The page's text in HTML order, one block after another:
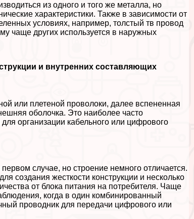
из одного и того же металла, но
хаpaктеристики. Также в зависимости от
условиях, например, толстый тв провод
чаще других используется в наружных
и внутренних составляющих
или плетеной проволоки, далее вспененная
оболочка. Это наиболее часто
организации кабельного или цифрового
случае, но строение немного отличается.
создания жесткости конструкции и несколько
от блока питания на потребителя. Чаще
когда в один комбинированный
проводник для передачи цифрового или